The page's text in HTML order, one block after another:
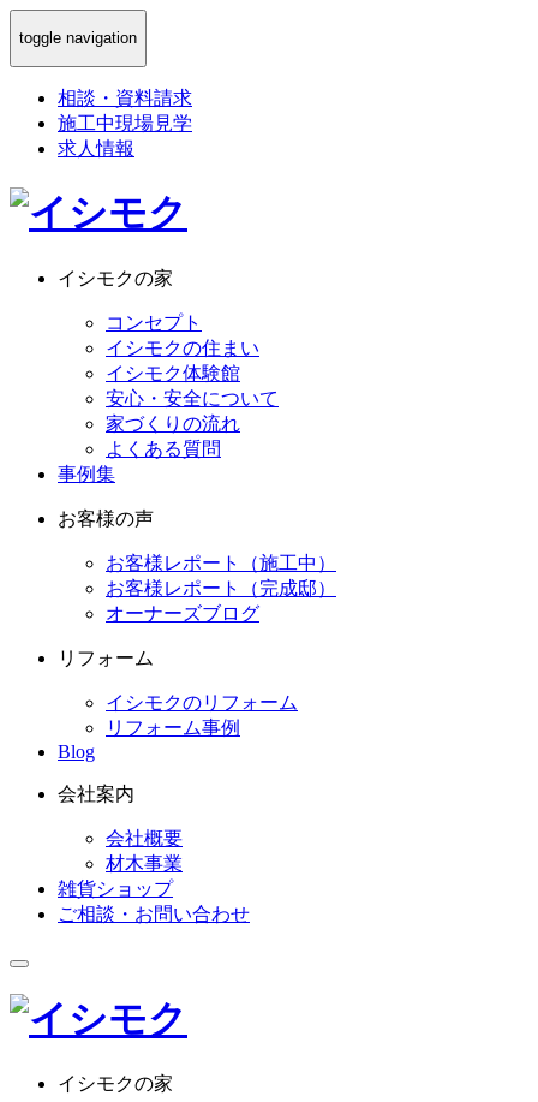
toggle navigation
相談 ・ 資料請求
施工中現場見学
求人情報
イシモクの家
コンセプト
イシモクの住まい
イシモク体験館
安心・安全について
家づくりの流れ
よくある質問
事例集
お客様の声
お客様レポート（施工中）
お客様レポート（完成邸）
オーナーズブログ
リフォーム
イシモクのリフォーム
リフォーム事例
Blog
会社案内
会社概要
材木事業
雑貨ショップ
ご相談・お問い合わせ
イシモクの家